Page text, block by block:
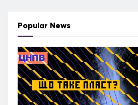
Popular News